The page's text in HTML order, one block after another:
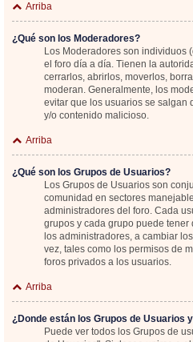
Arriba
¿Qué son los Moderadores?
Los Moderadores son individuos
el foro día a día. Tienen la
cerrarlos, abrirlos, moverlos,
moderan. Generalmente, los
evitar que los usuarios se salgan
y/o contenido malicioso.
Arriba
¿Qué son los Grupos de Usuarios?
Los Grupos de Usuarios son
comunidad en sectores
administradores del foro. Cada
grupos y cada grupo puede
los administradores, a cambiar
vez, tales como los permisos de
foros privados a los usuarios.
Arriba
¿Donde están los Grupos de Usuarios
Puede ver todos los Grupos de